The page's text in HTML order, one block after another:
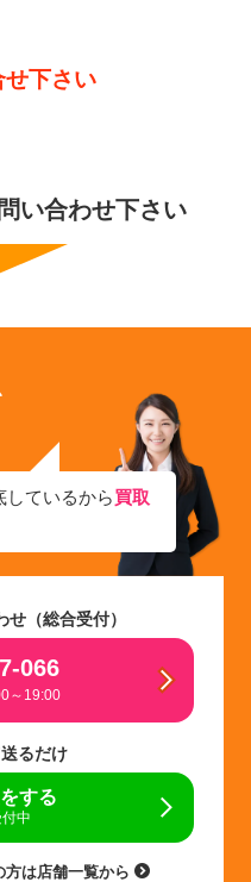
せ下さい
い合わせ下さい
しているから買取
（総合受付）
066
～19:00
るだけ
する
中
方は店舗一覧から